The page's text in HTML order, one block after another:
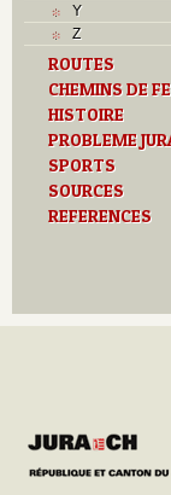
Y
Z
ROUTES
CHEMINS DE
HISTOIRE
PROBLEME
SPORTS
SOURCES
REFERENCES